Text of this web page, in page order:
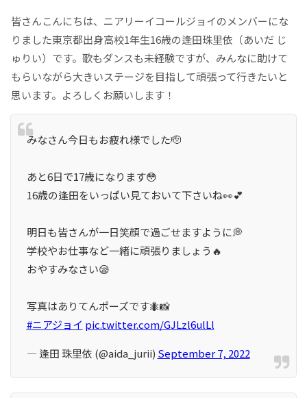
皆さんこんにちは、ニアリーイコールジョイのメンバーにな
りました東京都出身高校1年生16歳の逢田珠里依（あいだ じ
ゅりい）です。歌もダンスも未経験ですが、みんなに助けて
もらいながら大きいステージを目指して頑張って行きたいと
思います。よろしくお願いします！
みなさん今日もお疲れ様でした🫡
あと6日で17歳になります😳
16歳の逢田をいっぱい見ておいて下さいね👀💕
明日も皆さんが一日笑顔で過ごせますように💭
学校やお仕事など一緒に頑張りましょう🔥
おやすみなさい😪
写真はありてんポーズです🐜📸
#ニアジョイ pic.twitter.com/GJLzl6ulLl
— 逢田 珠里依 (@aida_jurii) September 7, 2022